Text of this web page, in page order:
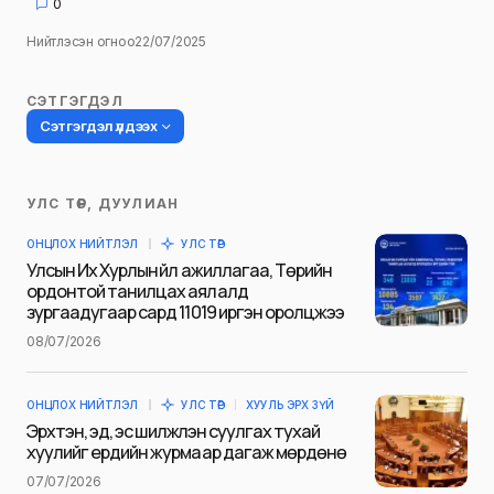
0
Нийтлэсэн огноо22/07/2025
СЭТГЭГДЭЛ
Сэтгэгдэл үлдээх
Таны имэйл хаягийг нийтлэхгүй.
тэмдэглэсэн
Name
УЛС ТӨР, ДУУЛИАН
ОНЦЛОХ НИЙТЛЭЛ УЛС ТӨР
Улсын Их Хурлын үйл ажиллагаа, Төрийн
ордонтой танилцах аялалд
зургаадугаар сард 11019 иргэн оролцжээ
08/07/2026
ОНЦЛОХ НИЙТЛЭЛ УЛС ТӨР ХУУЛЬ ЭРХ ЗҮЙ
Эрхтэн, эд, эс шилжүүлэн суулгах тухай
хуулийг ердийн журмаар дагаж мөрдөнө
07/07/2026